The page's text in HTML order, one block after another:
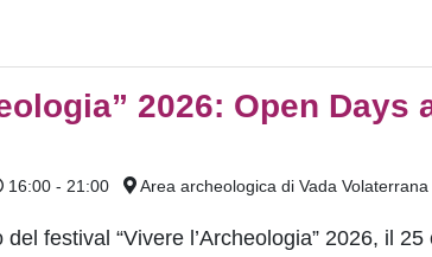
2026: Open Days
16:00 - 21:00 Area archeologica di Vada Volaterrana
del festival “Vivere l’Archeologia” 2026, il